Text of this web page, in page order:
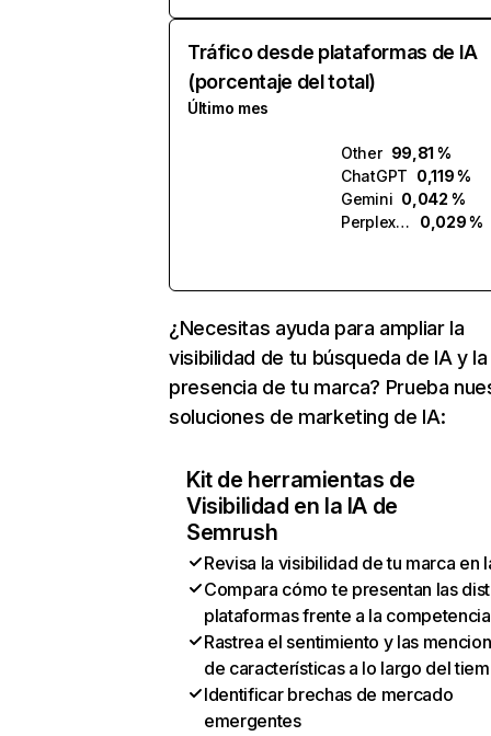
Tráfico desde plataformas de IA
(porcentaje del total)
Último mes
Other 99,81 %
ChatGPT 0,119 %
Gemini 0,042 %
Perplexity
0,029 %
¿Necesitas ayuda para ampliar la
visibilidad de tu búsqueda de IA y la
presencia de tu marca? Prueba
soluciones de marketing de IA:
Kit de herramientas de
Visibilidad en la IA de
Semrush
Revisa la visibilidad de tu marca en
Compara cómo te presentan las
plataformas frente a la competencia
Rastrea el sentimiento y las
de características a lo largo del
Identificar brechas de mercado
emergentes